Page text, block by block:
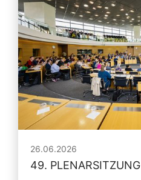
26.06.2026
49. PLENARSITZUNG